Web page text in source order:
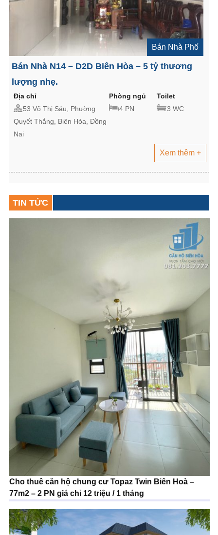
Bán Nhà Phố
Bán Nhà N14 – D2D Biên Hòa – 5 tỷ thương
lượng nhẹ.
Địa chỉ Phòng ngủ
Toilet
53 Võ Thị Sáu, Phường
Quyết Thắng, Biên Hòa, Đồng
Nai
4 PN 3 WC
Xem thêm +
TIN TỨC
Cho thuê căn hộ chung cư Topaz Twin Biên Hoà –
77m2 – 2 PN giá chỉ 12 triệu / 1 tháng